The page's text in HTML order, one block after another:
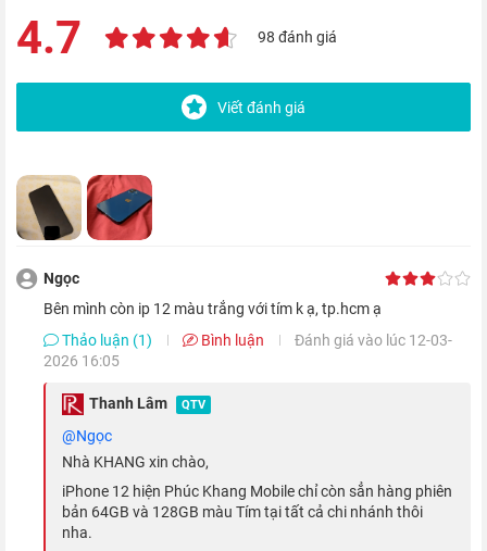
Mặt trước của thiết bị sẽ được trang bị màn hình Super Retina
XDR OLED tràn viền và phủ lớp kính Ceramic Shield - vật liệu
kết hợp giữa thủy tinh và gốm, cho khả năng bảo vệ máy khỏi
va đập tốt hơn đến 4 lần. Thiết bị cũng được trang bị khả năng
Màn hình OLED Super Retina XDR cho trải
nghiệm hoàn hảo
4.7 98 đánh giá
Viết đánh giá
Ngọc
bên mình còn ip 12 màu trắng với tím k ạ, tp.hcm ạ
Thảo luận (1)
Bình luận
Đánh giá vào lúc 12-03-
2026 16:05
Thanh Lâm QTV
@Ngọc
Nhà KHANG xin chào,
iPhone 12 hiện Phúc Khang Mobile chỉ còn sẳn hàng phiên
bản 64GB và 128GB màu Tím tại tất cả chi nhánh thôi
nha.